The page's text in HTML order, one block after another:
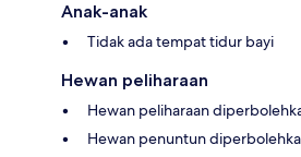
Anak-anak
Tidak ada tempat tidur bayi
Hewan peliharaan
Hewan peliharaan
Hewan penuntun